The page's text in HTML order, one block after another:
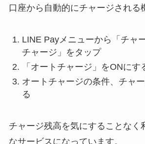
口座から自動的にチャージされる
LINE Payメニューから「チャ
チャージ」をタップ
「オートチャージ」をONにす
オートチャージの条件、チャ
る
チャージ残高を気にすることなく
なサービスになっています。